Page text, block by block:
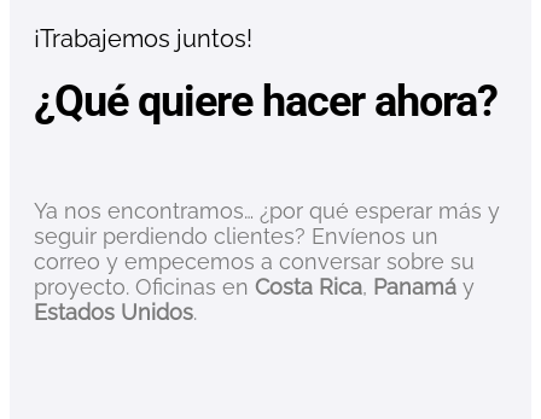
¡Trabajemos juntos!
¿Qué quiere hacer ahora?
Ya nos encontramos… ¿por qué esperar más y
seguir perdiendo clientes? Envíenos un
correo y empecemos a conversar sobre su
proyecto. Oficinas en Costa Rica, Panamá y
Estados Unidos.